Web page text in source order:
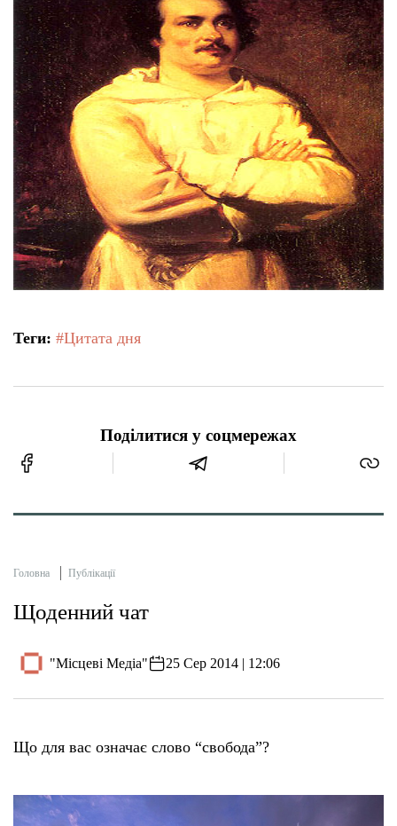
Тендери
Довідник
Контакти
Рекламні прайси
Підтримати «місцевих»
Редакційна політика
Етичний кодекс
Теги: #Цитата дня
Поділитися у соцмережах
Головна Публікації
Щоденний чат
"Місцеві Медіа" 25 Сер 2014 | 12:06
Що для вас означає слово “свобода”?